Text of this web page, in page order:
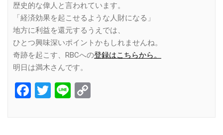
歴史的な偉人と言われています。
「経済効果を起こせるような人財になる」
地方に利益を還元するうえでは、
ひとつ興味深いポイントかもしれませんね。
奇跡を起こす、RBCへの登録はこちらから。
明日は満木さんです。
Facebook
Twitter
Line